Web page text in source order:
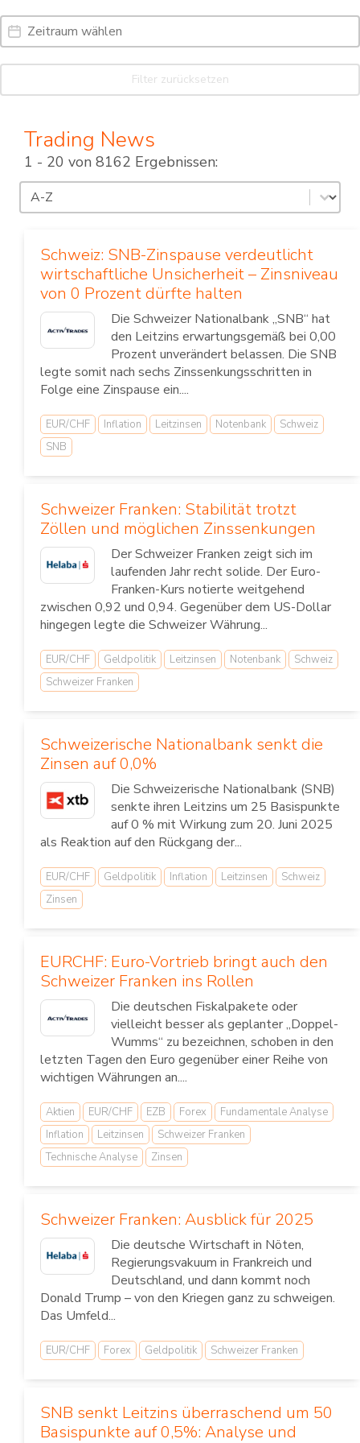
Date Range
Date
Filter zurücksetzen
Trading News
1 - 20 von 8162 Ergebnissen:
Sortierung
Sort content
Schweiz: SNB-Zinspause verdeutlicht
wirtschaftliche Unsicherheit – Zinsniveau
von 0 Prozent dürfte halten
Die Schweizer Nationalbank „SNB“ hat
den Leitzins erwartungsgemäß bei 0,00
Prozent unverändert belassen. Die SNB
legte somit nach sechs Zinssenkungsschritten in
Folge eine Zinspause ein....
EUR/CHF Inflation Leitzinsen Notenbank
Schweiz
SNB
Schweizer Franken: Stabilität trotzt
Zöllen und möglichen Zinssenkungen
Der Schweizer Franken zeigt sich im
laufenden Jahr recht solide. Der Euro-
Franken-Kurs notierte weitgehend
zwischen 0,92 und 0,94. Gegenüber dem US-Dollar
hingegen legte die Schweizer Währung...
EUR/CHF Geldpolitik Leitzinsen Notenbank
Schweiz
Schweizer Franken
Schweizerische Nationalbank senkt die
Zinsen auf 0,0%
Die Schweizerische Nationalbank (SNB)
senkte ihren Leitzins um 25 Basispunkte
auf 0 % mit Wirkung zum 20. Juni 2025
als Reaktion auf den Rückgang der...
EUR/CHF Geldpolitik Inflation Leitzinsen
Schweiz
Zinsen
EURCHF: Euro-Vortrieb bringt auch den
Schweizer Franken ins Rollen
Die deutschen Fiskalpakete oder
vielleicht besser als geplanter „Doppel-
Wumms“ zu bezeichnen, schoben in den
letzten Tagen den Euro gegenüber einer Reihe von
wichtigen Währungen an....
Aktien EUR/CHF EZB Forex
Fundamentale Analyse
Inflation
Leitzinsen
Schweizer Franken
Technische Analyse
Zinsen
Schweizer Franken: Ausblick für 2025
Die deutsche Wirtschaft in Nöten,
Regierungsvakuum in Frankreich und
Deutschland, und dann kommt noch
Donald Trump – von den Kriegen ganz zu schweigen.
Das Umfeld...
EUR/CHF Forex Geldpolitik Schweizer Franken
SNB senkt Leitzins überraschend um 50
Basispunkte auf 0,5%: Analyse und